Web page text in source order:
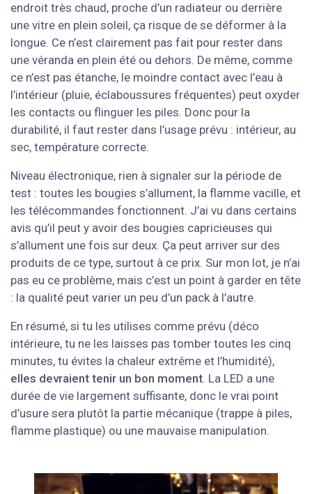
endroit très chaud, proche d’un radiateur ou derrière
une vitre en plein soleil, ça risque de se déformer à la
longue. Ce n’est clairement pas fait pour rester dans
une véranda en plein été ou dehors. De même, comme
ce n’est pas étanche, le moindre contact avec l’eau à
l’intérieur (pluie, éclaboussures fréquentes) peut oxyder
les contacts ou flinguer les piles. Donc pour la
durabilité, il faut rester dans l’usage prévu : intérieur, au
sec, température correcte.
Niveau électronique, rien à signaler sur la période de
test : toutes les bougies s’allument, la flamme vacille, et
les télécommandes fonctionnent. J’ai vu dans certains
avis qu’il peut y avoir des bougies capricieuses qui
s’allument une fois sur deux. Ça peut arriver sur des
produits de ce type, surtout à ce prix. Sur mon lot, je n’ai
pas eu ce problème, mais c’est un point à garder en tête
: la qualité peut varier un peu d’un pack à l’autre.
En résumé, si tu les utilises comme prévu (déco
intérieure, tu ne les laisses pas tomber toutes les cinq
minutes, tu évites la chaleur extrême et l’humidité),
elles devraient tenir un bon moment. La LED a une
durée de vie largement suffisante, donc le vrai point
d’usure sera plutôt la partie mécanique (trappe à piles,
flamme plastique) ou une mauvaise manipulation.